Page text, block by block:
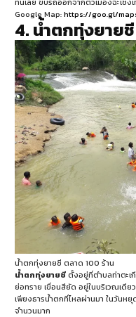
Google Map:https://goo.gl/
4. น้ำตกทุ่งยายชี
น้ำตกทุ่งยายชี ตลาด 100 ร้าน
น้ำตกทุ่งยายชีตั้งอยู่ที่ตำบลท่าตะเ
ย่อทราย เขื่อนสียัด อยู่ในบริเวณเดีย
เพียงธารน้ำตกที่ไหลผ่านมา ในวันห
จำนวนมาก